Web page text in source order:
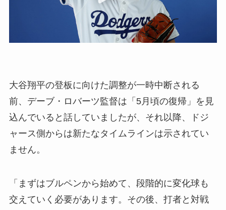
大谷翔平の登板に向けた調整が一時中断される
前、デーブ・ロバーツ監督は「5月頃の復帰」を見
込んでいると話していましたが、それ以降、ドジ
ャース側からは新たなタイムラインは示されてい
ません。
「まずはブルペンから始めて、段階的に変化球も
交えていく必要があります。その後、打者と対戦